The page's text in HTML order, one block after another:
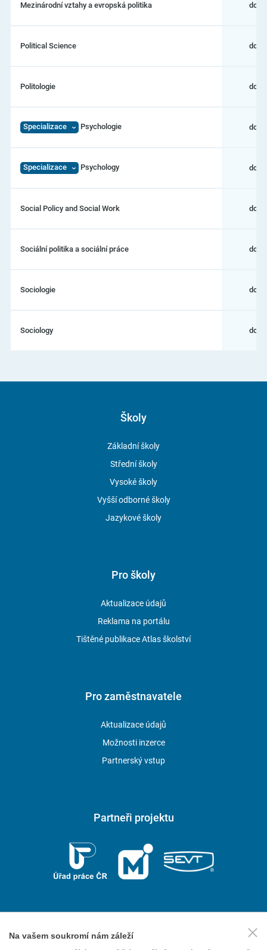
Mezinárodní vztahy a evropská politika
Political Science
Politologie
Specializace Psychologie
Specializace Psychology
Social Policy and Social Work
Sociální politika a sociální práce
Sociologie
Sociology
Školy
Základní školy
Střední školy
Vysoké školy
Vyšší odborné školy
Jazykové školy
Pro školy
Aktualizace údajů
Reklama na portálu
Tištěné publikace Atlas školství
Pro zaměstnavatele
Aktualizace údajů
Možnosti inzerce
Partnerský vstup
Partneři projektu
Na vašem soukromí nám záleží